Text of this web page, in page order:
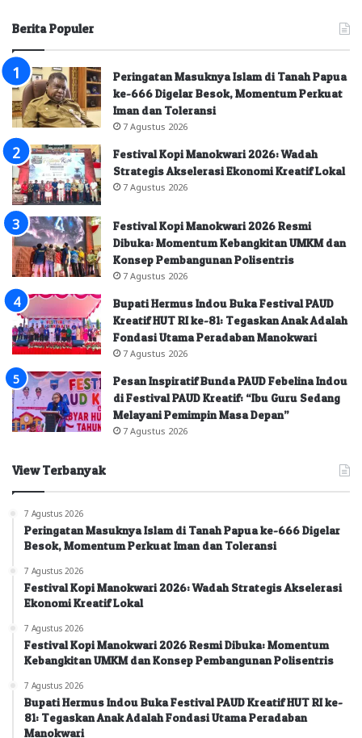
Berita Populer
Peringatan Masuknya Islam di Tanah Papua
ke-666 Digelar Besok, Momentum Perkuat
Iman dan Toleransi
7 Agustus 2026
Festival Kopi Manokwari 2026: Wadah
Strategis Akselerasi Ekonomi Kreatif Lokal
7 Agustus 2026
Festival Kopi Manokwari 2026 Resmi
Dibuka: Momentum Kebangkitan UMKM dan
Konsep Pembangunan Polisentris
7 Agustus 2026
Bupati Hermus Indou Buka Festival PAUD
Kreatif HUT RI ke-81: Tegaskan Anak Adalah
Fondasi Utama Peradaban Manokwari
7 Agustus 2026
Pesan Inspiratif Bunda PAUD Febelina Indou
di Festival PAUD Kreatif: “Ibu Guru Sedang
Melayani Pemimpin Masa Depan”
7 Agustus 2026
View Terbanyak
7 Agustus 2026
Peringatan Masuknya Islam di Tanah Papua ke-666 Digelar
Besok, Momentum Perkuat Iman dan Toleransi
7 Agustus 2026
Festival Kopi Manokwari 2026: Wadah Strategis Akselerasi
Ekonomi Kreatif Lokal
7 Agustus 2026
Festival Kopi Manokwari 2026 Resmi Dibuka: Momentum
Kebangkitan UMKM dan Konsep Pembangunan Polisentris
7 Agustus 2026
Bupati Hermus Indou Buka Festival PAUD Kreatif HUT RI ke-
81: Tegaskan Anak Adalah Fondasi Utama Peradaban
Manokwari